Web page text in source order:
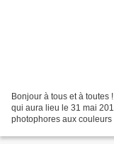
Bonjour à tous et à toutes
qui aura lieu le 31 mai
photophores aux